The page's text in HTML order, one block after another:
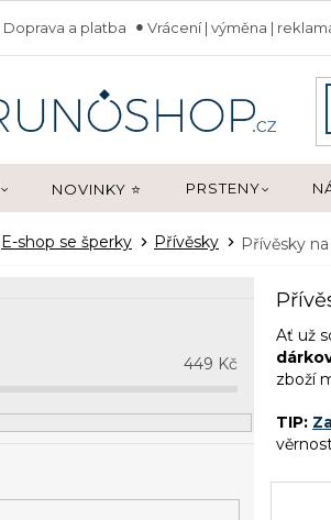
Doprava a platba Vrácení | výměna |
NOVINKY ⭐ PRSTENY
E-shop se šperky Přívěsky Přívěsky
449 Kč
Ať už
zboží
TIP: